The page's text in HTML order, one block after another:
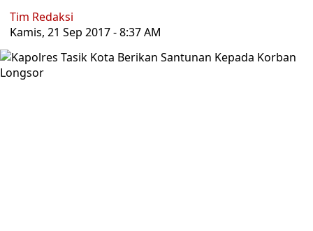
Tim Redaksi
Kamis, 21 Sep 2017 - 8:37 AM